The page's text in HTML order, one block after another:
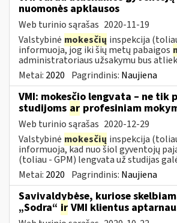
nuomonės apklausos
Web turinio sąrašas 2020-11-19
Valstybinė mokesčių inspekcija
informuoja, jog iki šių metų pabaigos
administratoriaus užsakymu bus
Metai: 2020 Pagrindinis: Naujiena
VMI: mokesčio lengvata – ne tik
studijoms ar profesiniam
Web turinio sąrašas 2020-12-29
Valstybinė mokesčių inspekcija
informuoja, kad nuo šiol gyventojų
(toliau - GPM) lengvata už studijas
Metai: 2020 Pagrindinis: Naujiena
Savivaldybėse, kuriose
„Sodra“ ir VMI klientus